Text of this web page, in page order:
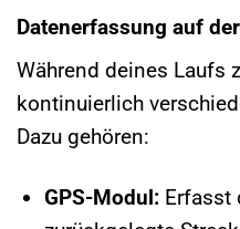
Datenerfassung auf
Während deines Laufs
kontinuierlich
Dazu gehören:
GPS-Modul:Erfasst